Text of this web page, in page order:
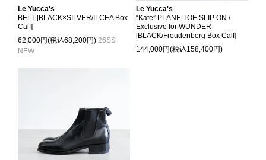
Le Yucca's
BELT [BLACK×SILVER/ILCEA Box
Calf]
62,000円(税込68,200円) 26SS
NEW
Le Yucca's
“Kate” PLANE TOE SLIP ON /
Exclusive for WUNDER
[BLACK/Freudenberg Box Calf]
144,000円(税込158,400円)